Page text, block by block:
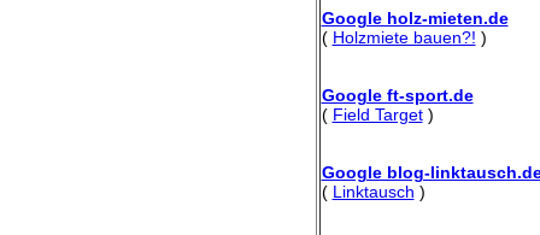
Google holz-mieten.de
( Holzmiete bauen?! )
Google ft-sport.de
( Field Target)
Google blog-
( Linktausch )